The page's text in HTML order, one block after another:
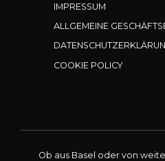
IMPRESSUM
ALLGEMEINE
COOKIE POLICY
Ob aus Basel oder von